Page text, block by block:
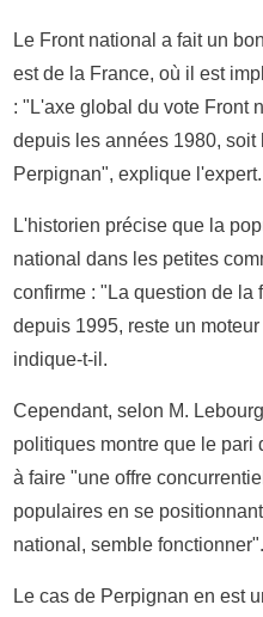
Le Front national a fait un
est de la France, où il est
: "L'axe global du vote Front
depuis les années 1980,
Perpignan", explique l'expert.
L'historien précise que la
national dans les petites
confirme : "La question de la
depuis 1995, reste un
indique-t-il.
Cependant, selon M.
politiques montre que le pari
à faire "une offre
populaires en se
national, semble fonctionner".
Le cas de Perpignan en est